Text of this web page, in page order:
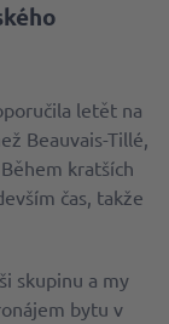
letět na
Beauvais-Tillé,
kratších
čas, takže
skupinu a my
bytu v